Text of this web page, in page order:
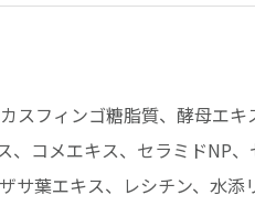
フィンゴ糖脂質、酵母エ
コメエキス、セラミドNP
葉エキス、レシチン、水